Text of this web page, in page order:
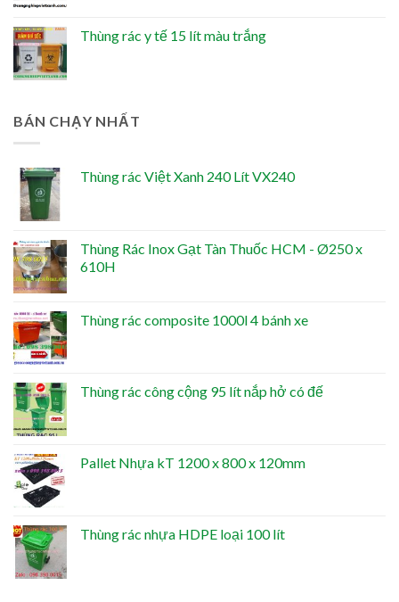
Thùng rác y tế 15 lít màu trắng
BÁN CHẠY NHẤT
Thùng rác Việt Xanh 240 Lít VX240
Thùng Rác Inox Gạt Tàn Thuốc HCM - Ø250 x
610H
Thùng rác composite 1000l 4 bánh xe
Thùng rác công cộng 95 lít nắp hở có đế
Pallet Nhựa kT 1200 x 800 x 120mm
Thùng rác nhựa HDPE loại 100 lít